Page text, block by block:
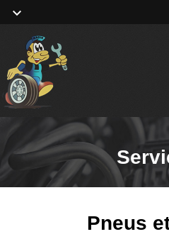
Pneus